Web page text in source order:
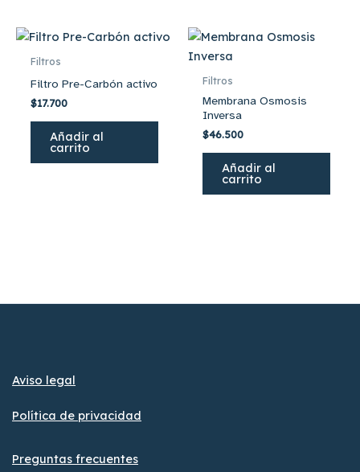
Filtros
Filtro Pre-Carbón activo
$17.700
Añadir al
carrito
Filtros
Membrana Osmosis
Inversa
$46.500
Añadir al
carrito
Aviso legal
Política de privacidad
Preguntas frecuentes